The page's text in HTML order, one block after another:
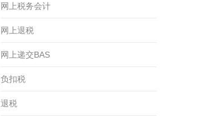
网上税务会计
网上退税
网上递交BAS
负扣税
退税